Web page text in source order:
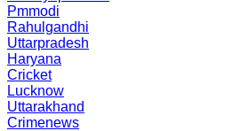
Pmmodi
Rahulgandhi
Uttarpradesh
Haryana
Cricket
Lucknow
Uttarakhand
Crimenews